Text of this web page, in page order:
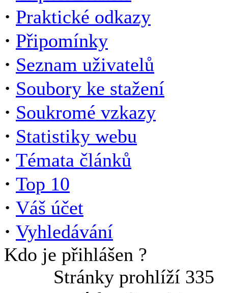
· Praktické odkazy
· Připomínky
· Seznam uživatelů
· Soubory ke stažení
· Soukromé vzkazy
· Statistiky webu
· Témata článků
· Top 10
· Váš účet
· Vyhledávání
Kdo je přihlášen ?
Stránky prohlíží 335